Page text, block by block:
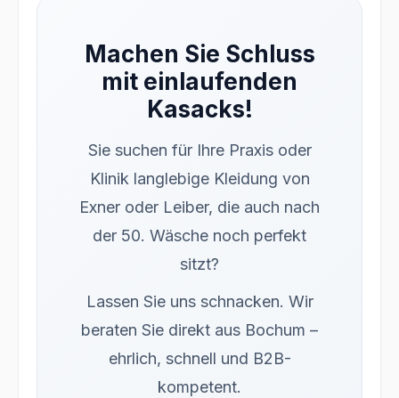
Machen Sie Schluss
mit einlaufenden
Kasacks!
Sie suchen für Ihre Praxis oder
Klinik langlebige Kleidung von
Exner oder Leiber, die auch nach
der 50. Wäsche noch perfekt
sitzt?
Lassen Sie uns schnacken. Wir
beraten Sie direkt aus Bochum –
ehrlich, schnell und B2B-
kompetent.